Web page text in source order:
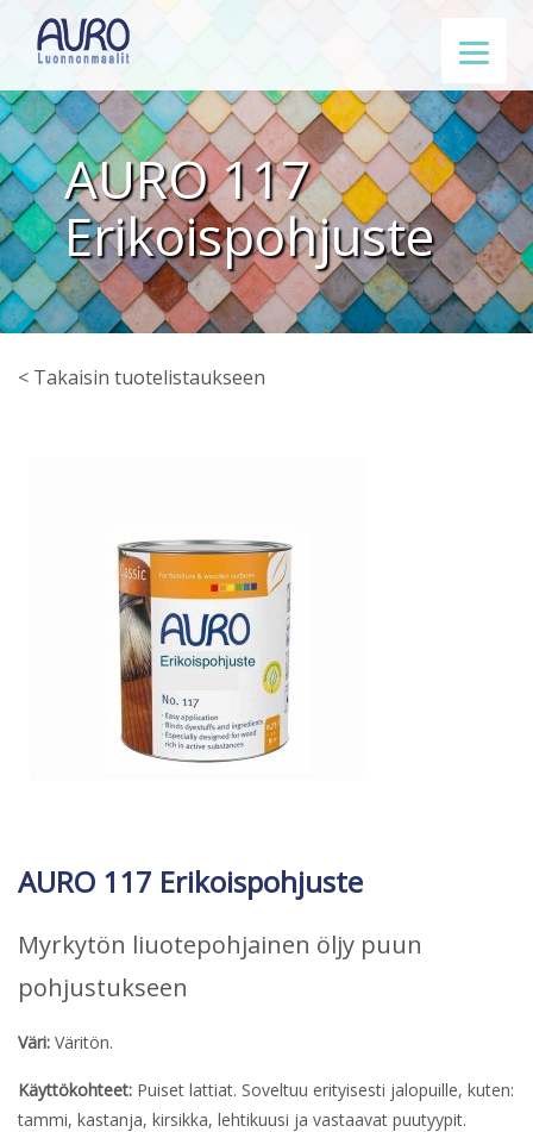
AURO 117
Erikoispohjuste
< Takaisin tuotelistaukseen
AURO 117 Erikoispohjuste
Myrkytön liuotepohjainen öljy puun
pohjustukseen
Väri: Väritön.
Käyttökohteet: Puiset lattiat. Soveltuu erityisesti jalopuille, kuten:
tammi, kastanja, kirsikka, lehtikuusi ja vastaavat puutyypit.